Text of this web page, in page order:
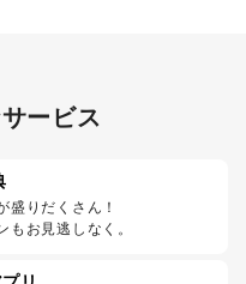
ービス
盛りだくさん！
もお見逃しなく。